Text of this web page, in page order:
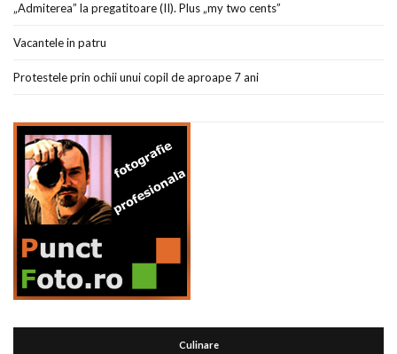
„Admiterea” la pregatitoare (II). Plus „my two cents”
Vacantele in patru
Protestele prin ochii unui copil de aproape 7 ani
Culinare